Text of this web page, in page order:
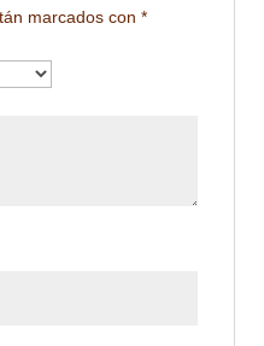
marcados con *